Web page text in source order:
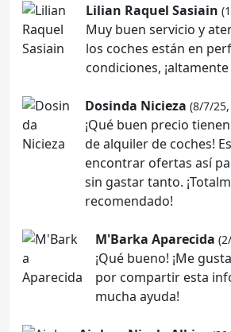
Lilian Raquel Sasiain
Muy buen servicio y
los coches están en
condiciones,
Dosinda Nicieza (8/7/
¡Qué buen precio
de alquiler de coches!
encontrar ofertas así
sin gastar tanto.
recomendado!
M'Barka Aparecida
¡Qué bueno! ¡Me
por compartir esta
mucha ayuda!